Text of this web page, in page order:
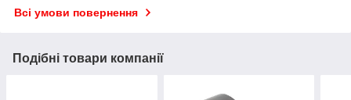
Всі умови повернення
Подібні товари компанії